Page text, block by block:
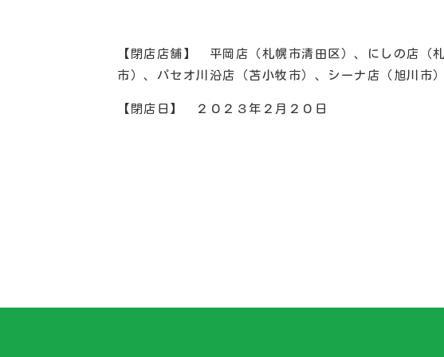
【閉店店舗】 平岡店（札幌市清田区）、にしの店（
市）、パセオ川沿店（苫小牧市）、シーナ店（旭川市
【閉店日】 ２０２３年２月２０日